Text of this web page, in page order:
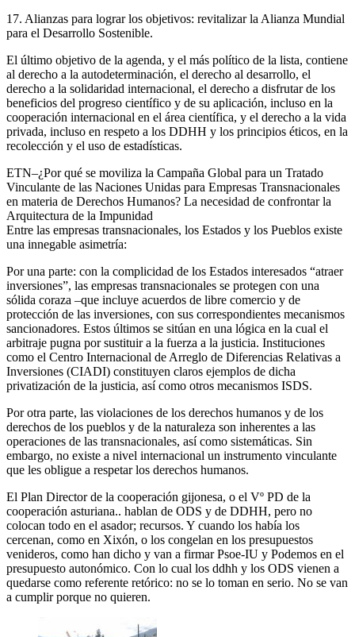
17. Alianzas para lograr los objetivos: revitalizar la Alianza Mundial
para el Desarrollo Sostenible.
El último objetivo de la agenda, y el más político de la lista, contiene
al derecho a la autodeterminación, el derecho al desarrollo, el
derecho a la solidaridad internacional, el derecho a disfrutar de los
beneficios del progreso científico y de su aplicación, incluso en la
cooperación internacional en el área científica, y el derecho a la vida
privada, incluso en respeto a los DDHH y los principios éticos, en la
recolección y el uso de estadísticas.
ETN–¿Por qué se moviliza la Campaña Global para un Tratado
Vinculante de las Naciones Unidas para Empresas Transnacionales
en materia de Derechos Humanos? La necesidad de confrontar la
Arquitectura de la Impunidad
Entre las empresas transnacionales, los Estados y los Pueblos existe
una innegable asimetría:
Por una parte: con la complicidad de los Estados interesados “atraer
inversiones”, las empresas transnacionales se protegen con una
sólida coraza –que incluye acuerdos de libre comercio y de
protección de las inversiones, con sus correspondientes mecanismos
sancionadores. Estos últimos se sitúan en una lógica en la cual el
arbitraje pugna por sustituir a la fuerza a la justicia. Instituciones
como el Centro Internacional de Arreglo de Diferencias Relativas a
Inversiones (CIADI) constituyen claros ejemplos de dicha
privatización de la justicia, así como otros mecanismos ISDS.
Por otra parte, las violaciones de los derechos humanos y de los
derechos de los pueblos y de la naturaleza son inherentes a las
operaciones de las transnacionales, así como sistemáticas. Sin
embargo, no existe a nivel internacional un instrumento vinculante
que les obligue a respetar los derechos humanos.
El Plan Director de la cooperación gijonesa, o el Vº PD de la
cooperación asturiana.. hablan de ODS y de DDHH, pero no
colocan todo en el asador; recursos. Y cuando los había los
cercenan, como en Xixón, o los congelan en los presupuestos
venideros, como han dicho y van a firmar Psoe-IU y Podemos en el
presupuesto autonómico. Con lo cual los ddhh y los ODS vienen a
quedarse como referente retórico: no se lo toman en serio. No se van
a cumplir porque no quieren.